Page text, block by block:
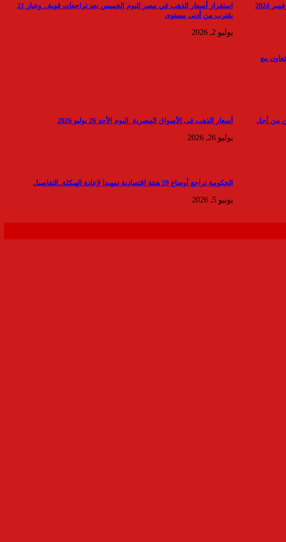
استقرار أسعار الذهب في مصر اليوم الخميس بعد تراجعات قوية.. وعيار 21
يقترب من أدنى مستوى
يوليو 2, 2026
مع
أسعار الذهب فى الأسواق المصرية اليوم الأحد 26 يوليو 2026
يوليو 26, 2026
من أجل
الحكومة تراجع أوضاع 59 هيئة اقتصادية تمهيدا لإعادة الهيكلة..التفاصيل
يونيو 5, 2026